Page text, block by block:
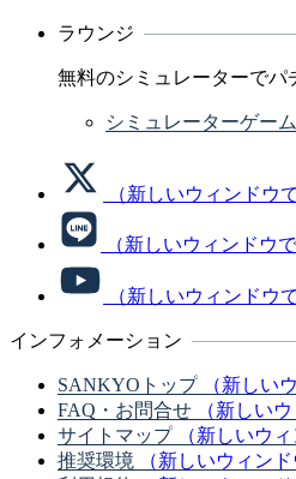
ラウンジ
無料のシミュレーターでパ
シミュレーターゲー
（新しいウィンドウ
（新しいウィンドウ
（新しいウィンドウ
インフォメーション
SANKYOトップ
（新しい
FAQ・お問合せ
（新しい
サイトマップ
（新しいウ
推奨環境
（新しいウィン